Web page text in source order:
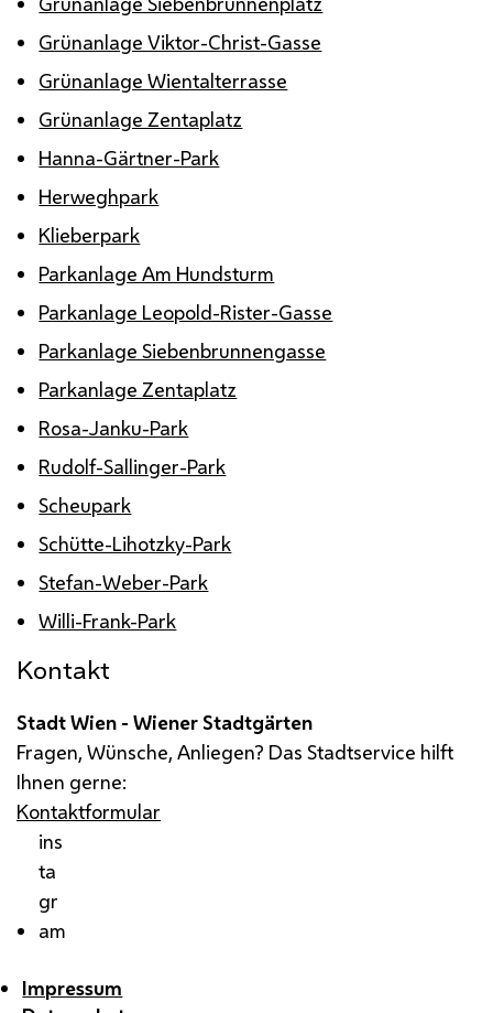
Grünanlage Viktor-Christ-Gasse
Grünanlage Wientalterrasse
Grünanlage Zentaplatz
Hanna-Gärtner-Park
Herweghpark
Klieberpark
Parkanlage Am Hundsturm
Parkanlage Leopold-Rister-Gasse
Parkanlage Siebenbrunnengasse
Parkanlage Zentaplatz
Rosa-Janku-Park
Rudolf-Sallinger-Park
Scheupark
Schütte-Lihotzky-Park
Stefan-Weber-Park
Willi-Frank-Park
Kontakt
Stadt Wien - Wiener Stadtgärten
Fragen, Wünsche, Anliegen? Das Stadtservice hilft
Ihnen gerne:
Kontaktformular
ins
ta
gr
am
Impressum